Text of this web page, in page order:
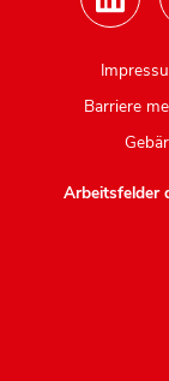
Barriere
Arbeitsfelder